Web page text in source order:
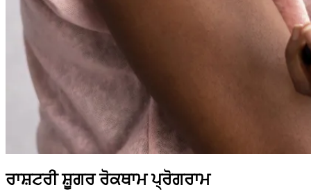
ਰਾਸ਼ਟਰੀ ਸ਼ੂਗਰ ਰੋਕਥਾਮ ਪ੍ਰੋਗਰਾਮ